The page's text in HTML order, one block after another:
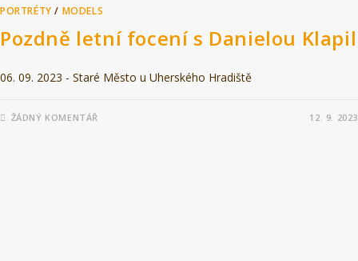
PORTRÉTY / MODELS
Pozdně letní focení s Danielou Klapil
06. 09. 2023 - Staré Město u Uherského Hradiště
ŽÁDNÝ KOMENTÁŘ 12. 9. 2023